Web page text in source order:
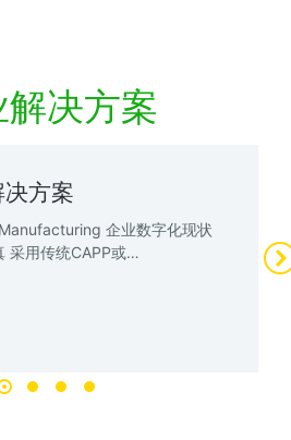
决方案
方案
企业数字化现状
采用传统CAPP或…